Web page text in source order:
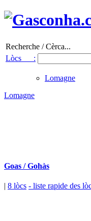
Recherche / Cèrca...
Lòcs :
Lomagne
Lomagne
Goas / Gohàs
| 8 lòcs - liste rapide des